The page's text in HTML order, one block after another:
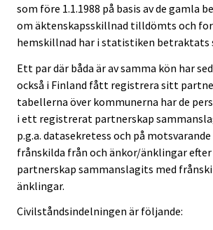
som före 1.1.1988 på basis av de gamla
om äktenskapsskillnad tilldömts och
hemskillnad har i statistiken betraktats
Ett par där båda är av samma kön har
också i Finland fått registrera sitt
tabellerna över kommunerna har de
i ett registrerat partnerskap
p.g.a. datasekretess och på
frånskilda från och änkor/änklingar
partnerskap sammanslagits med
änklingar.
Civilståndsindelningen är följande: